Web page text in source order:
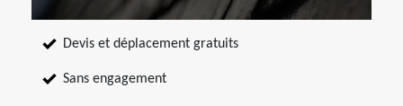
Devis et déplacement gratuits
Sans engagement